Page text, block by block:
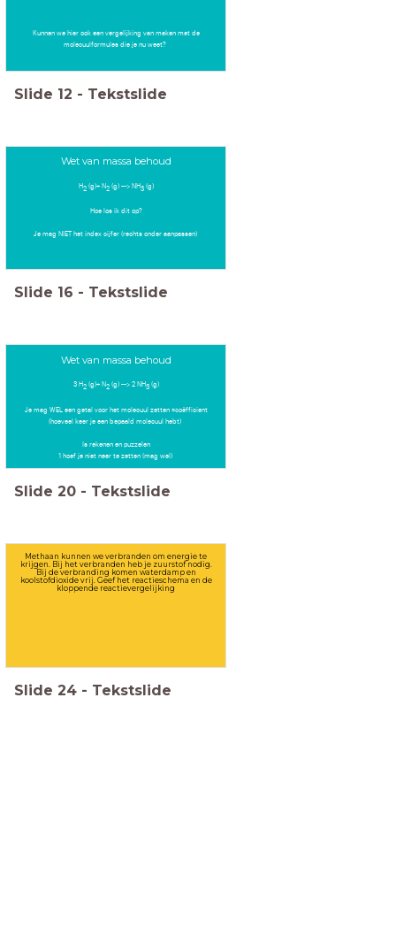
Kunnen we hier ook een vergelijking van maken met de
molecuulformules die je nu weet?
Slide 12 - Tekstslide
Wet van massa behoud
H2(g)+ N2(g) --> NH3(g)
Hoe los ik dit op?
Je mag NIET het index cijfer (rechts onder aanpassen)
Slide 16 - Tekstslide
Wet van massa behoud
3 H2(g)+ N2(g) --> 2 NH3(g)
Je mag WEL een getal voor het molecuul zetten =coëfficient
(hoeveel keer je een bepaald molecuul hebt)
Is rekenen en puzzelen
1 hoef je niet neer te zetten (mag wel)
Slide 20 - Tekstslide
Methaan kunnen we verbranden om energie te
krijgen. Bij het verbranden heb je zuurstof nodig.
Bij de verbranding komen waterdamp en
koolstofdioxide vrij. Geef het reactieschema en de
kloppende reactievergelijking
Slide 24 - Tekstslide